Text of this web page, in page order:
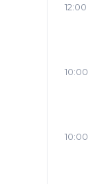
12:00
10:00
10:00